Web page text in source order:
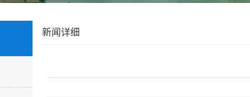
新闻详细